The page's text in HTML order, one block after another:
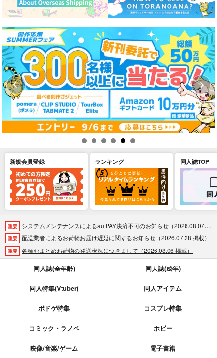
新規会員登録 ランキング 同人誌TOP
重要 システムメンテナンスによるau PAY決済不可のお知らせ（2026.08.07 掲載）
重要 配送業者によるお荷物お届け遅延に関するお知らせ（2026.07.28 掲載）
重要 各種おまとめお荷物の発送状況につきまして（2026.08.06 掲載）
おまとめサイクル「定期便(月2)」一般会員様の利用再開のお知らせ（2026.02.05 掲載）
重要 「とらのあな×駿河屋日本橋乙女同人誌館」通販店頭受取サービス開始のお知らせ（2026.01.05 更新｜2025.12.30 掲載）
【2025/12/1より】「通販ポイント⇒とらコイン変換キャンペーン」終了のお知らせ（2025.11.21 掲載）
個人情報保護方針の改定について（2025.09.19 更新｜2025.08.01 掲載）
重要 ポイント付与・管理体制改定のお知らせ（2024.11.20 掲載）
全てのお知らせを見る
同人誌(全年齢) 同人誌(成年)
同人特集(Vtuber) 同人アイテム
ボドゲ特集 コスプレ特集
コミック・ラノベ ホビー
映像/音楽/ゲーム 電子書籍